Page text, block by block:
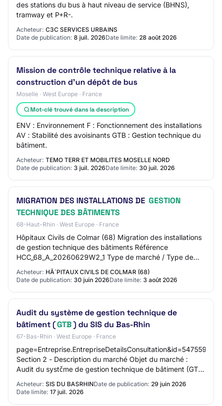
des stations du bus à haut niveau de service (BHNS),
tramway et P+R-.
Acheteur: C3C SERVICES URBAINS
Date de publication: 8 juil. 2026Date limite: 28 août 2026
Mission de contrôle technique relative à la
construction d'un dépôt de bus
Moselle · West Europe · France
Mot-clé trouvé dans la description
ENV : Environnement F : Fonctionnement des installations
AV : Stabilité des avoisinants GTB : Gestion technique du
bâtiment.
Acheteur: TEMO TERR ET MOBILITES MOSELLE NORD
Date de publication: 3 juil. 2026Date limite: 30 juil. 2026
MIGRATION DES INSTALLATIONS DE GESTION
TECHNIQUE DES BÂTIMENTS
68-Haut-Rhin · West Europe · France
Hôpitaux Civils de Colmar (68) Migration des installations
de gestion technique des bâtiments Référence
HCC_68_A_20260629W2_1 Type de marché / Type de
prestation Public (CT et organismes assimilés) /…
Acheteur: HÃ´PITAUX CIVILS DE COLMAR (68)
Date de publication: 30 juin 2026Date limite: 3 août 2026
Audit du système de gestion technique de
bâtiment (GTB) du SIS du Bas-Rhin
67-Bas-Rhin · West Europe · France
Section 2 - Description du marché Objet du marché :
Audit du systčme de gestion technique de bâtiment (GTB)
Acheteur: SIS DU BASRHINDate de publication: 29 juin 2026
Date limite: 17 juil. 2026